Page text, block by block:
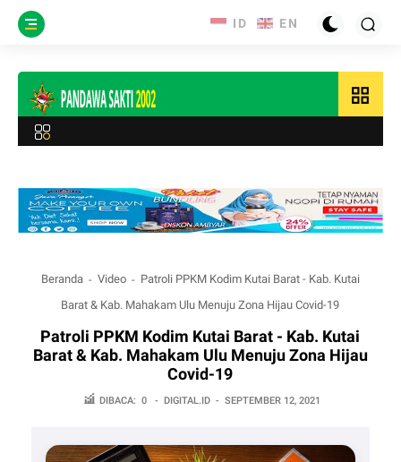
grid_view
Beranda Video
Patroli PPKM Kodim Kutai Barat - Kab. Kutai
Barat & Kab. Mahakam Ulu Menuju Zona Hijau Covid-19
Patroli PPKM Kodim Kutai Barat - Kab. Kutai
Barat & Kab. Mahakam Ulu Menuju Zona Hijau
Covid-19
DIBACA: 0 - DIGITAL.ID - SEPTEMBER 12, 2021